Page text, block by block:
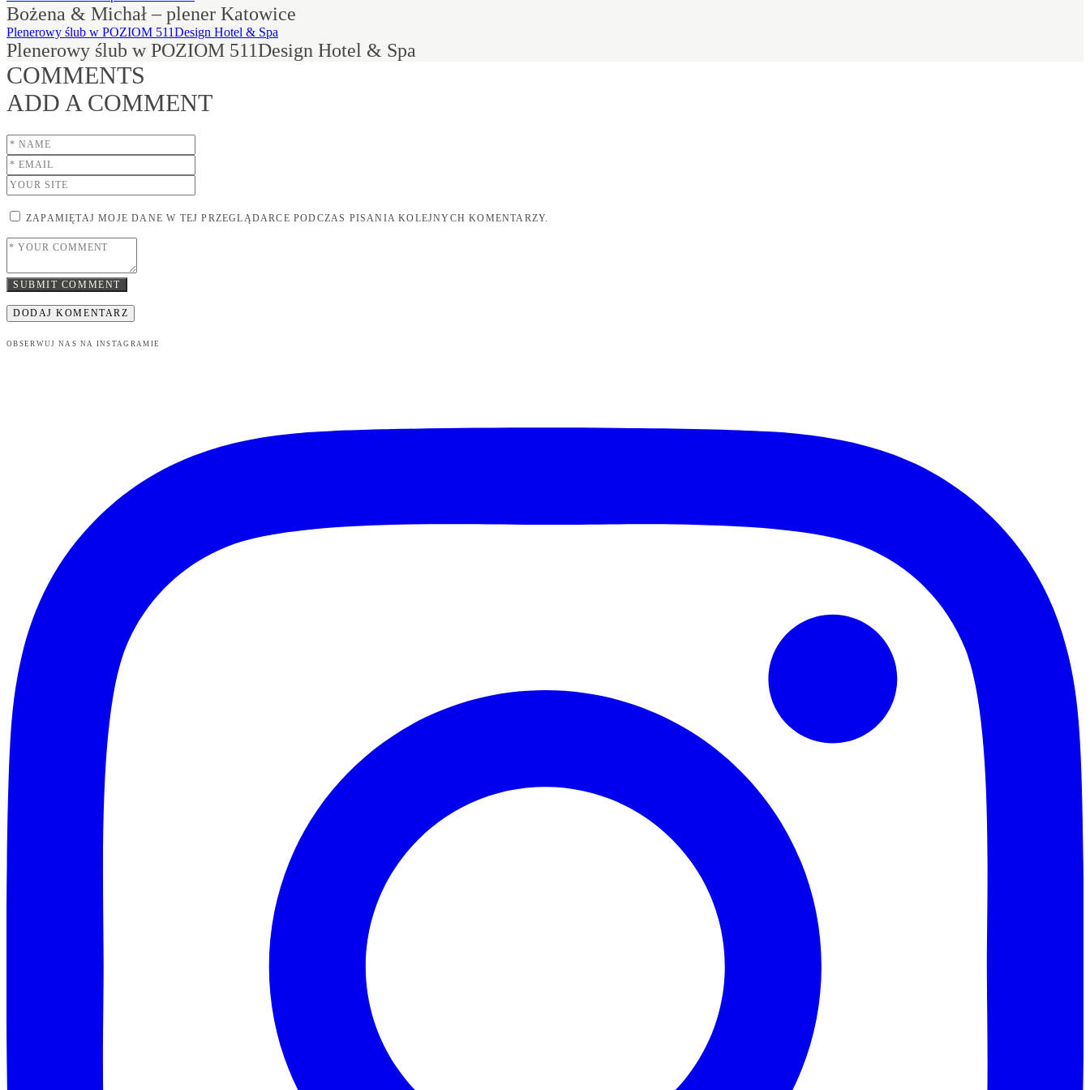
Bożena & Michał – plener Katowice
Plenerowy ślub w POZIOM 511Design Hotel & Spa
Plenerowy ślub w POZIOM 511Design Hotel & Spa
COMMENTS
ADD A COMMENT
ZAPAMIĘTAJ MOJE DANE W TEJ PRZEGLĄDARCE PODCZAS PISANIA KOLEJNYCH KOMENTARZY.
SUBMIT COMMENT
OBSERWUJ NAS NA INSTAGRAMIE